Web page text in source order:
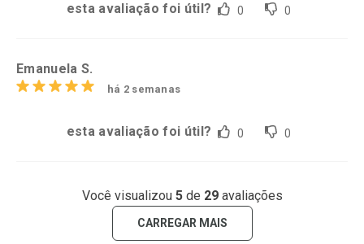
esta avaliação foi útil? 0 0
Emanuela S.
há 2 semanas
esta avaliação foi útil? 0 0
Você visualizou 5de 29avaliações
CARREGAR MAIS